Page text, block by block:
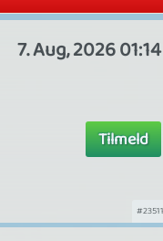
7. Aug, 2026 01:14
Tilmeld